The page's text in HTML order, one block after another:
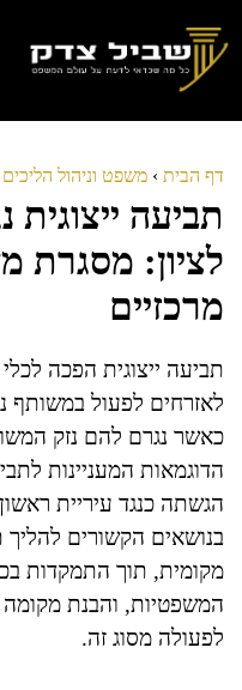
לתוכן
דף הבית › משפט וניהול הליכים
תביעה ייצוגית
לציון: מסגרת
מרכזיים
תביעה ייצוגית הפכה
לאזרחים לפעול במשותף
כאשר נגרם להם נזק
הדוגמאות המעניינות
הגשתה כנגד עיריית
בנושאים הקשורים להליך
מקומית, תוך התמקדות
המשפטיות, והבנת מקומה
לפעולה מסוג זה.